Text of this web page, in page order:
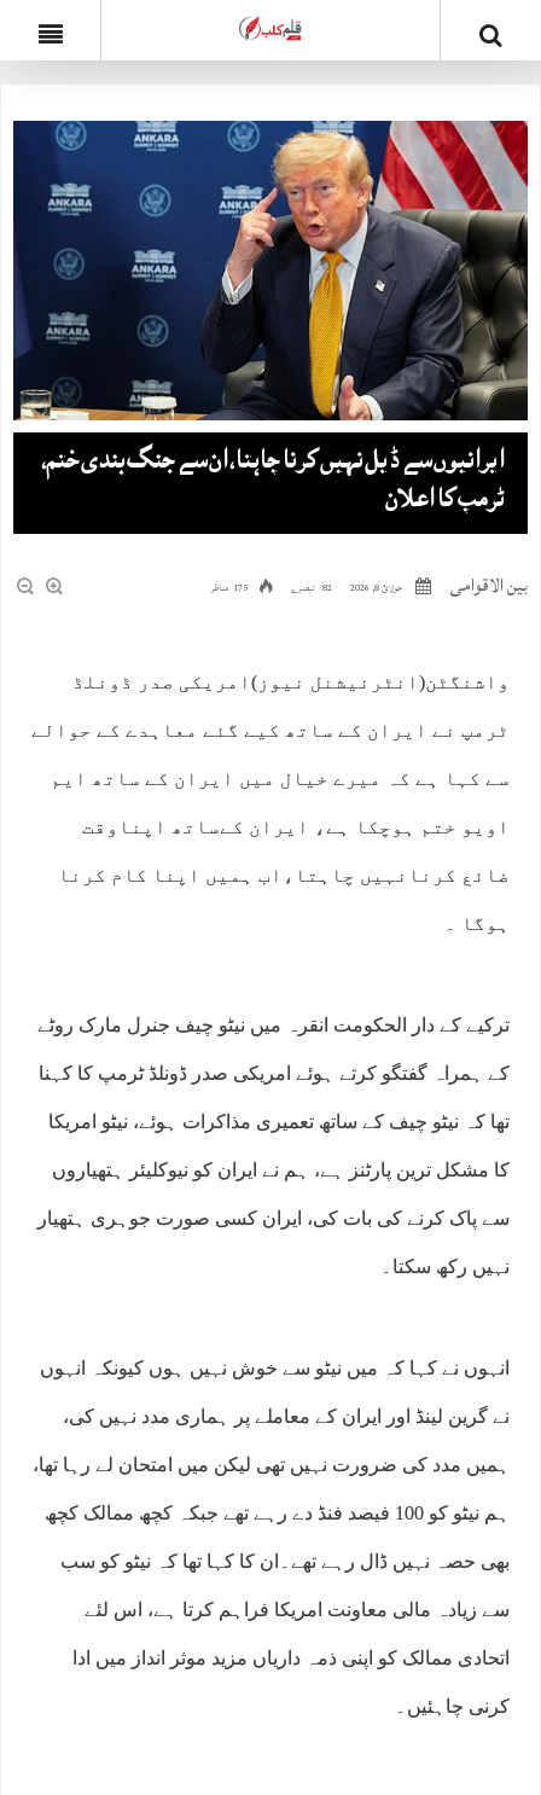
ایرانیوں سے ڈیل نہیں کرنا چاہتا، ان سے جنگ بندی ختم،
ٹرمپ کا اعلان
بین الاقوامی جولائ 8, 2026 82 تبصرے 175 مناظر
واشنگٹن(انٹرنیشنل نیوز)امریکی صدر ڈونلڈ
ٹرمپ نے ایران کے ساتھ کیے گئے معاہدے کے حوالے
سے کہا ہے کہ میرے خیال میں ایران کے ساتھ ایم
اویو ختم ہوچکا ہے، ایران کےساتھ اپناوقت
ضائع کرنانہیں چاہتا،اب ہمیں اپنا کام کرنا
ہوگا ۔
ترکیے کے دار الحکومت انقرہ میں نیٹو چیف جنرل مارک روٹے
کے ہمراہ گفتگو کرتے ہوئے امریکی صدر ڈونلڈ ٹرمپ کا کہنا
تھا کہ نیٹو چیف کے ساتھ تعمیری مذاکرات ہوئے، نیٹو امریکا
کا مشکل ترین پارٹنز ہے، ہم نے ایران کو نیوکلیئر ہتھیاروں
سے پاک کرنے کی بات کی، ایران کسی صورت جوہری ہتھیار
نہیں رکھ سکتا۔
انہوں نے کہا کہ میں نیٹو سے خوش نہیں ہوں کیونکہ انہوں
نے گرین لینڈ اور ایران کے معاملے پر ہماری مدد نہیں کی،
ہمیں مدد کی ضرورت نہیں تھی لیکن میں امتحان لے رہا تھا،
ہم نیٹو کو 100 فیصد فنڈ دے رہے تھے جبکہ کچھ ممالک کچھ
بھی حصہ نہیں ڈال رہے تھے۔ان کا کہا تھا کہ نیٹو کو سب
سے زیادہ مالی معاونت امریکا فراہم کرتا ہے، اس لئے
اتحادی ممالک کو اپنی ذمہ داریاں مزید موثر انداز میں ادا
کرنی چاہئیں۔